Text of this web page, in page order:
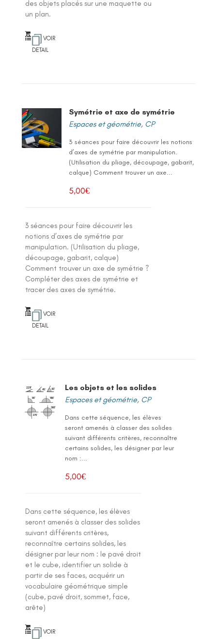
des objets placés sur une maquette ou
un plan.
VOIR
DETAIL
Symétrie et axe de symétrie
Espaces et géométrie, CP
3 séances pour faire découvrir les notions
d’axes de symétrie par manipulation.
(Utilisation du pliage, découpage, gabarit,
calque) Comment trouver un axe...
5,00€
3 séances pour faire découvrir les
notions d’axes de symétrie par
manipulation. (Utilisation du pliage,
découpage, gabarit, calque)
Comment trouver un axe de symétrie ?
Compléter des axes de symétrie et
tracer des axes de symétrie.
VOIR
DETAIL
Les objets et les solides
Espaces et géométrie, CP
Dans cette séquence, les élèves
seront amenés à classer des solides
suivant différents critères, reconnaître
certains solides, les désigner par leur
nom :...
5,00€
Dans cette séquence, les élèves
seront amenés à classer des solides
suivant différents critères,
reconnaître certains solides, les
désigner par leur nom : le pavé droit
et le cube, identifier un solide à
partir de ses faces, acquérir un
vocabulaire géométrique simple
(cube, pavé droit, sommet, face,
arête)
VOIR